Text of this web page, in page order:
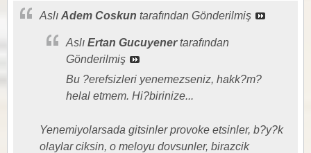
Aslı Adem Coskun tarafından Gönderilmiş
Aslı Ertan Gucuyenertarafından
Gönderilmiş
Bu ?erefsizleri yenemezseniz, hakk?m?
helal etmem. Hi?birinize...
Yenemiyolarsada gitsinler provoke etsinler, b?y?k
olaylar ciksin, o meloyu dovsunler, birazcik